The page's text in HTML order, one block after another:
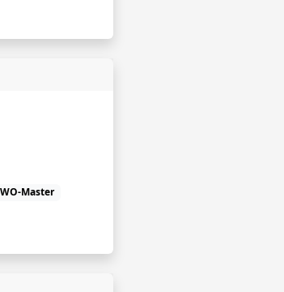
WO-Master